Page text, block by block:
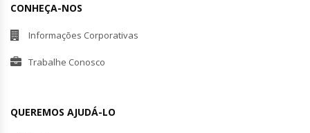
CONHEÇA-NOS
Informações Corporativas
Trabalhe Conosco
QUEREMOS AJUDÁ-LO